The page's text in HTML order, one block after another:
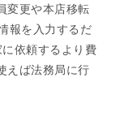
変更や本店移転
報を入力するだ
依頼するより費
えば法務局に行